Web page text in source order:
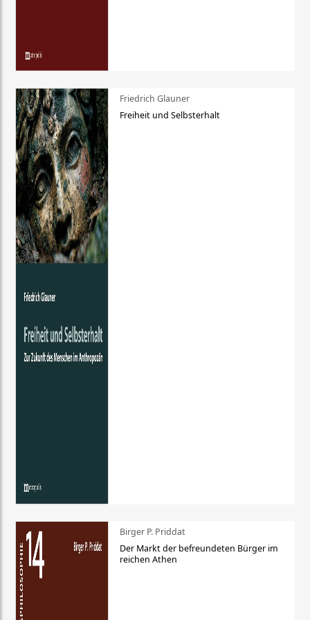
Friedrich Glauner
Freiheit und Selbsterhalt
Birger P. Priddat
Der Markt der befreundeten Bürger im
reichen Athen